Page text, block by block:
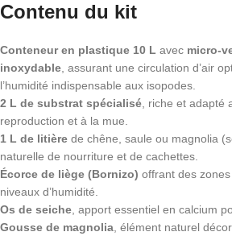
Contenu du kit
Conteneur en plastique 10 L avec micro-
inoxydable , assurant une circulation d’air
l’humidité indispensable aux isopodes.
2 L de substrat spécialisé , riche et adapté
reproduction et à la mue.
1 L de litière de chêne, saule ou magnolia
naturelle de nourriture et de cachettes.
Écorce de liège (Bornizo) offrant des
niveaux d’humidité.
Os de seiche , apport essentiel en calcium
Gousse de magnolia , élément naturel